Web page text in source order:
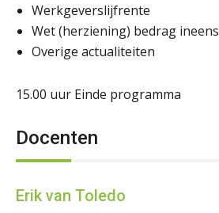
Werkgeverslijfrente
Wet (herziening) bedrag ineens
Overige actualiteiten
15.00 uur Einde programma
Docenten
Erik van Toledo